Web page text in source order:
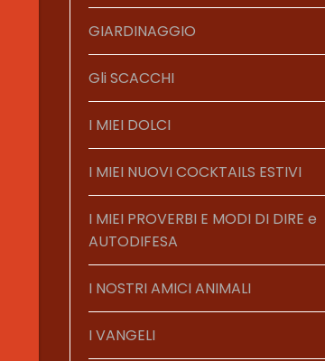
GIARDINAGGIO
Gli SCACCHI
I MIEI DOLCI
I MIEI NUOVI COCKTAILS ESTIVI
I MIEI PROVERBI E MODI DI DIRE e
AUTODIFESA
I NOSTRI AMICI ANIMALI
I VANGELI